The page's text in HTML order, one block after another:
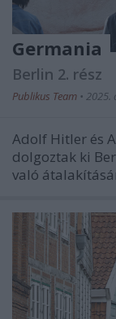
Germania
Berlin 2. rész
Publikus Team • 2025.
Adolf Hitler és
dolgoztak ki
való